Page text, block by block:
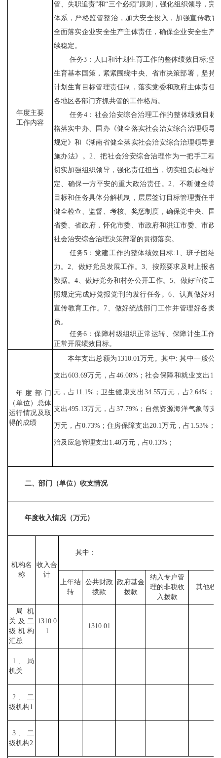
年度主要
工作内容
管、失职追责”和“三个必须”原则，强化组织领导，完
体系，严格监管整治，加大安全投入，加强宣传教育
全面落实企业安全生产主体责任，确保企业安全生产
续稳定。
任务3：人口和计划生育工作的整体绩效目标;坚
生育基本国策，紧紧围绕中央、省市决策部署，坚持
计划生育目标管理责任制，落实党委和政府主体责任
各地区各部门齐抓共管的工作格局。
任务4：社会治安综合治理工作的整体绩效目标
格落实中办、国办《健全落实社会治安综合治理领导
规定》和《湖南省健全落实社会治安综合治理领导责
施办法》。2、把社会治安综合治理作为一把手工程
切实加强组织领导，强化责任担当，切实担负起维护
定、确保一方平安的重大政治责任。2、不断健全综
目标和任务具体分解机制，层层签订目标管理责任书
健全检查、监督、考核、奖惩制度，确保党中央、国
省委、省政府，怀化市委、市政府和洪江市委、市政
社会治安综合治理决策部署的贯彻落实。
任务5：党建工作的整体绩效目标:1、班子团结
力。2、做好党员发展工作。3、按照要求及时上报各
数据。4、做好党务和村务公开工作。5、做好宣传工
照规定完成好党报党刊的发行任务。6、认真做好对
宣传教育工作。7、做好统战部门工作并管理好各类
员。
任务6：保障村级组织正常运转、保障计生工作
正常开展绩效目标。
年度部门
（单位）总体
运行情况及取
得的成绩
本年支出总额为 1310.01万元。其中 : 其中一般公
支出 603.69万元，占46.08%；社会保障和就业支出
元，占 11.1%；卫生健康支出 34.55万元，占2.64%；
支出 495.13万元，占37.79%；自然资源海洋气象等支
万元，占0.73%；住房保障支出20.1万元，占 1.53%；
治及应急管理支出 1.48万元，占0.13%；
二、部门（单位）收支情况
年度收入情况（万元）
机构名
称
收入合
计
其中：
上年结
转
公共财政
拨款
政府基金
拨款
纳入专户管
理的非税收
入拨款
其他收
局机
关及二
级机构
汇总
1310.0
1
1310.01
1、局
机关
2、二
级机构1
3、二
级机构2